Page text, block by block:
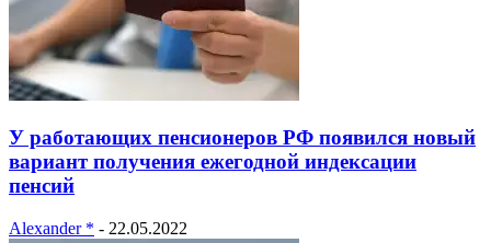
У работающих пенсионеров РФ появился новый
вариант получения ежегодной индексации
пенсий
Alexander * - 22.05.2022